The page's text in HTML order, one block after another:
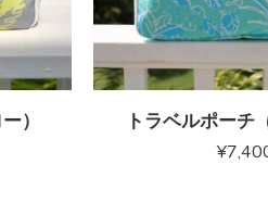
） トラベルポーチ
¥